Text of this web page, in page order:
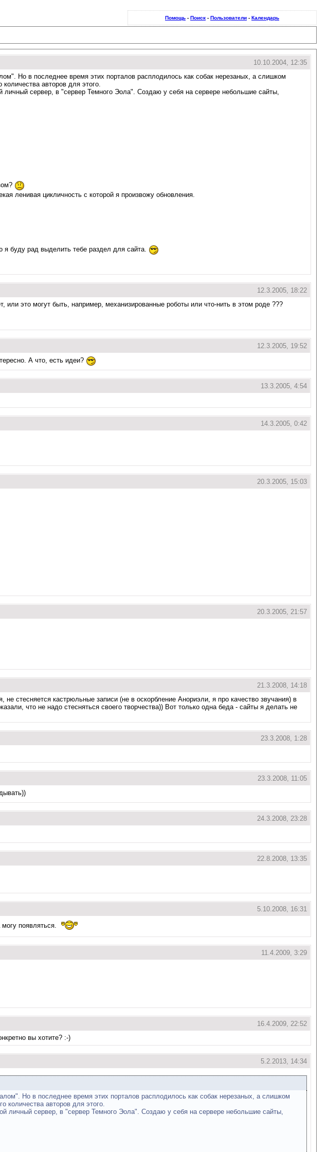
Помощь - Поиск - Пользователи - Календарь
10.10.2004, 12:35
Но в последнее время этих порталов расплодилось как собак нерезаных, а слишком
авторов для этого.
сервер, в "сервер Темного Эола". Создаю у себя на сервере небольшие сайты,
ленивая цикличность с которой я произвожу обновления.
буду рад выделить тебе раздел для сайта.
12.3.2005, 18:22
это могут быть, например, механизированные роботы или что-нить в этом роде ???
12.3.2005, 19:52
А что, есть идеи?
13.3.2005, 4:54
14.3.2005, 0:42
20.3.2005, 15:03
20.3.2005, 21:57
21.3.2008, 14:18
стесняется кастрюльные записи (не в оскорбление Анориэли, я про качество звучания) в
что не надо стесняться своего творчества)) Вот только одна беда - сайты я делать не
23.3.2008, 1:28
23.3.2008, 11:05
24.3.2008, 23:28
22.8.2008, 13:35
5.10.2008, 16:31
появляться.
11.4.2009, 3:29
16.4.2009, 22:52
вы хотите? :-)
5.2.2013, 14:34
Но в последнее время этих порталов расплодилось как собак нерезаных, а слишком
количества авторов для этого.
личный сервер, в "сервер Темного Эола". Создаю у себя на сервере небольшие сайты,